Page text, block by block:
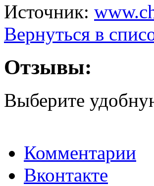
Источник:
Вернуться в
Отзывы:
Выберите
Комментарии
Вконтакте